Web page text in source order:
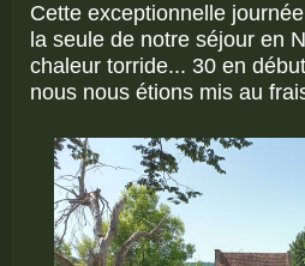
Cette exceptionnelle
la seule de notre séjour en
chaleur torride... 30 en
nous nous étions mis au